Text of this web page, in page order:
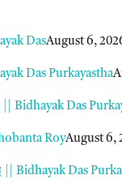
DasAugust 6,
Das Purkayastha
|| Bidhayak Das
RoyAugust 6,
|| Bidhayak Das